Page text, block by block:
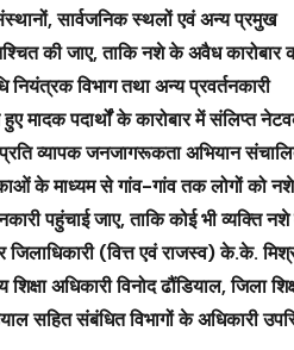
सार्वजनिक स्थलों एवं अन्य प्रमुख
की जाए, ताकि नशे के अवैध कारोबार
विभाग तथा अन्य प्रवर्तनकारी
पदार्थों के कारोबार में संलिप्त
व्यापक जनजागरूकता अभियान
के माध्यम से गांव-गांव तक लोगों को
पहुंचाई जाए, ताकि कोई भी व्यक्ति
(वित्त एवं राजस्व) के.के.
अधिकारी विनोद ढौंडियाल, जिला
सहित संबंधित विभागों के अधिकारी